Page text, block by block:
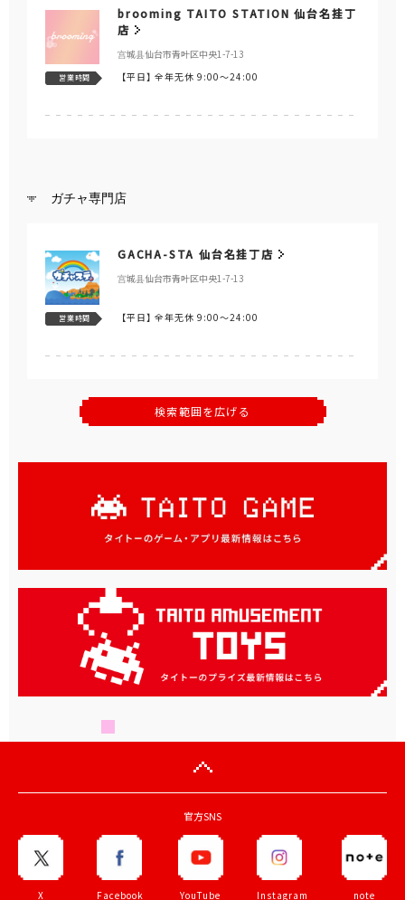
brooming TAITO STATION 仙台名挂丁
店
宫城县仙台市青叶区中央1-7-13
営業時間 【平日】全年无休 9:00～24:00
ガチャ専門店
GACHA-STA 仙台名挂丁店
宫城县仙台市青叶区中央1-7-13
営業時間 【平日】全年无休 9:00～24:00
検索範囲を広げる
官方SNS
X Facebook YouTube Instagram note